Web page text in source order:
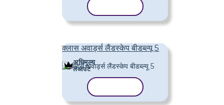
क्लास अवार्ड्स लैंडस्केप बीडब्ल्यू 5
अधिमूल्य
लेआउट